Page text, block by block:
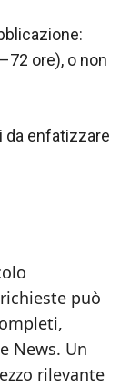
ore), o non
da enfatizzare
può
News. Un
rilevante